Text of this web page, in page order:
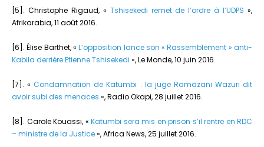
[5]. Christophe Rigaud, « Tshisekedi remet de l’ordre à l’UDPS»,
Afrikarabia, 11 août 2016.
[6]. Élise Barthet, «L’opposition lance son « Rassemblement » anti-
Kabila derrière Etienne Tshisekedi », Le Monde, 10 juin 2016.
[7]. «Condamnation de Katumbi : la juge Ramazani Wazuri dit
avoir subi des menaces », Radio Okapi, 28 juillet 2016.
[8]. Carole Kouassi, « Katumbi sera mis en prison s’il rentre en RDC
– ministre de la Justice», Africa News, 25 juillet 2016.